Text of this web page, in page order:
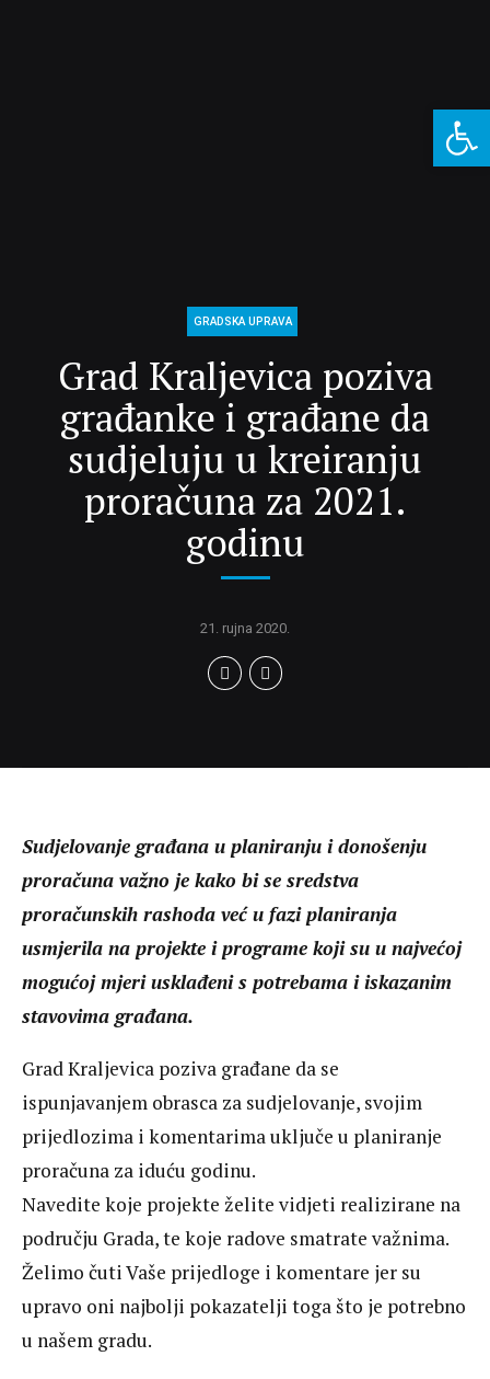
GRADSKA UPRAVA
Grad Kraljevica poziva
građanke i građane da
sudjeluju u kreiranju
proračuna za 2021.
godinu
21. rujna 2020.
Sudjelovanje građana u planiranju i donošenju
proračuna važno je kako bi se sredstva
proračunskih rashoda već u fazi planiranja
usmjerila na projekte i programe koji su u najvećoj
mogućoj mjeri usklađeni s potrebama i iskazanim
stavovima građana.
Grad Kraljevica poziva građane da se
ispunjavanjem obrasca za sudjelovanje, svojim
prijedlozima i komentarima uključe u planiranje
proračuna za iduću godinu.
Navedite koje projekte želite vidjeti realizirane na
području Grada, te koje radove smatrate važnima.
Želimo čuti Vaše prijedloge i komentare jer su
upravo oni najbolji pokazatelji toga što je potrebno
u našem gradu.